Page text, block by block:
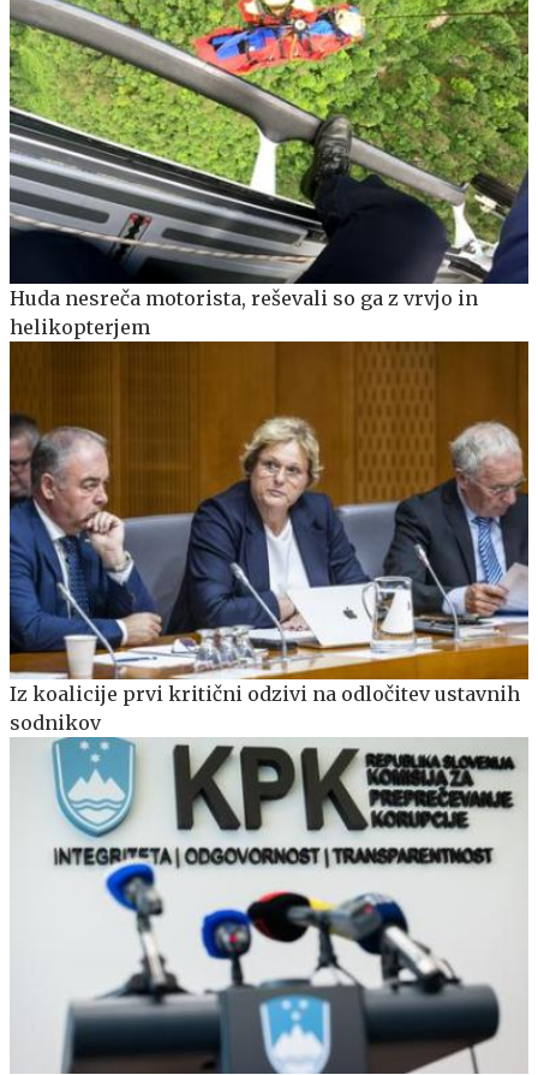
Huda nesreča motorista, reševali so ga z vrvjo in
helikopterjem
Iz koalicije prvi kritični odzivi na odločitev ustavnih
sodnikov